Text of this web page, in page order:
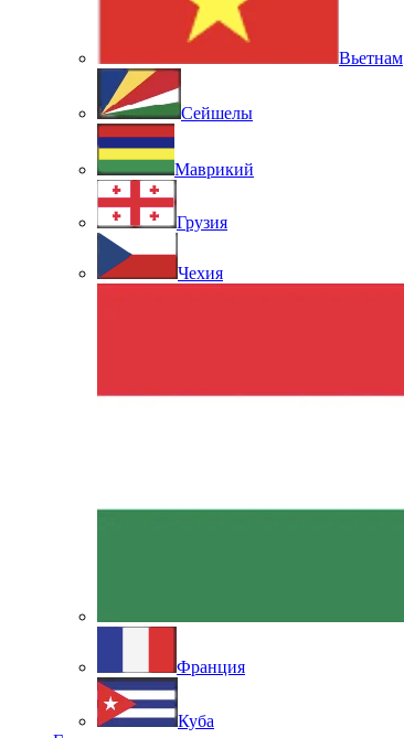
Вьетнам
Сейшелы
Маврикий
Грузия
Чехия
Франция
Куба